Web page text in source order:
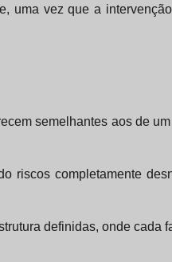
uma vez que a
semelhantes aos de
riscos completamente
definidas, onde cada